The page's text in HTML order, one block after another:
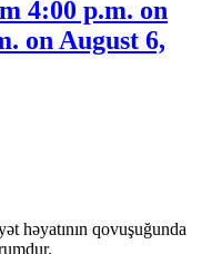
4:00 p.m. on
on August 6,
həyatının qovuşuğunda